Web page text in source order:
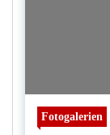
Fotogalerien